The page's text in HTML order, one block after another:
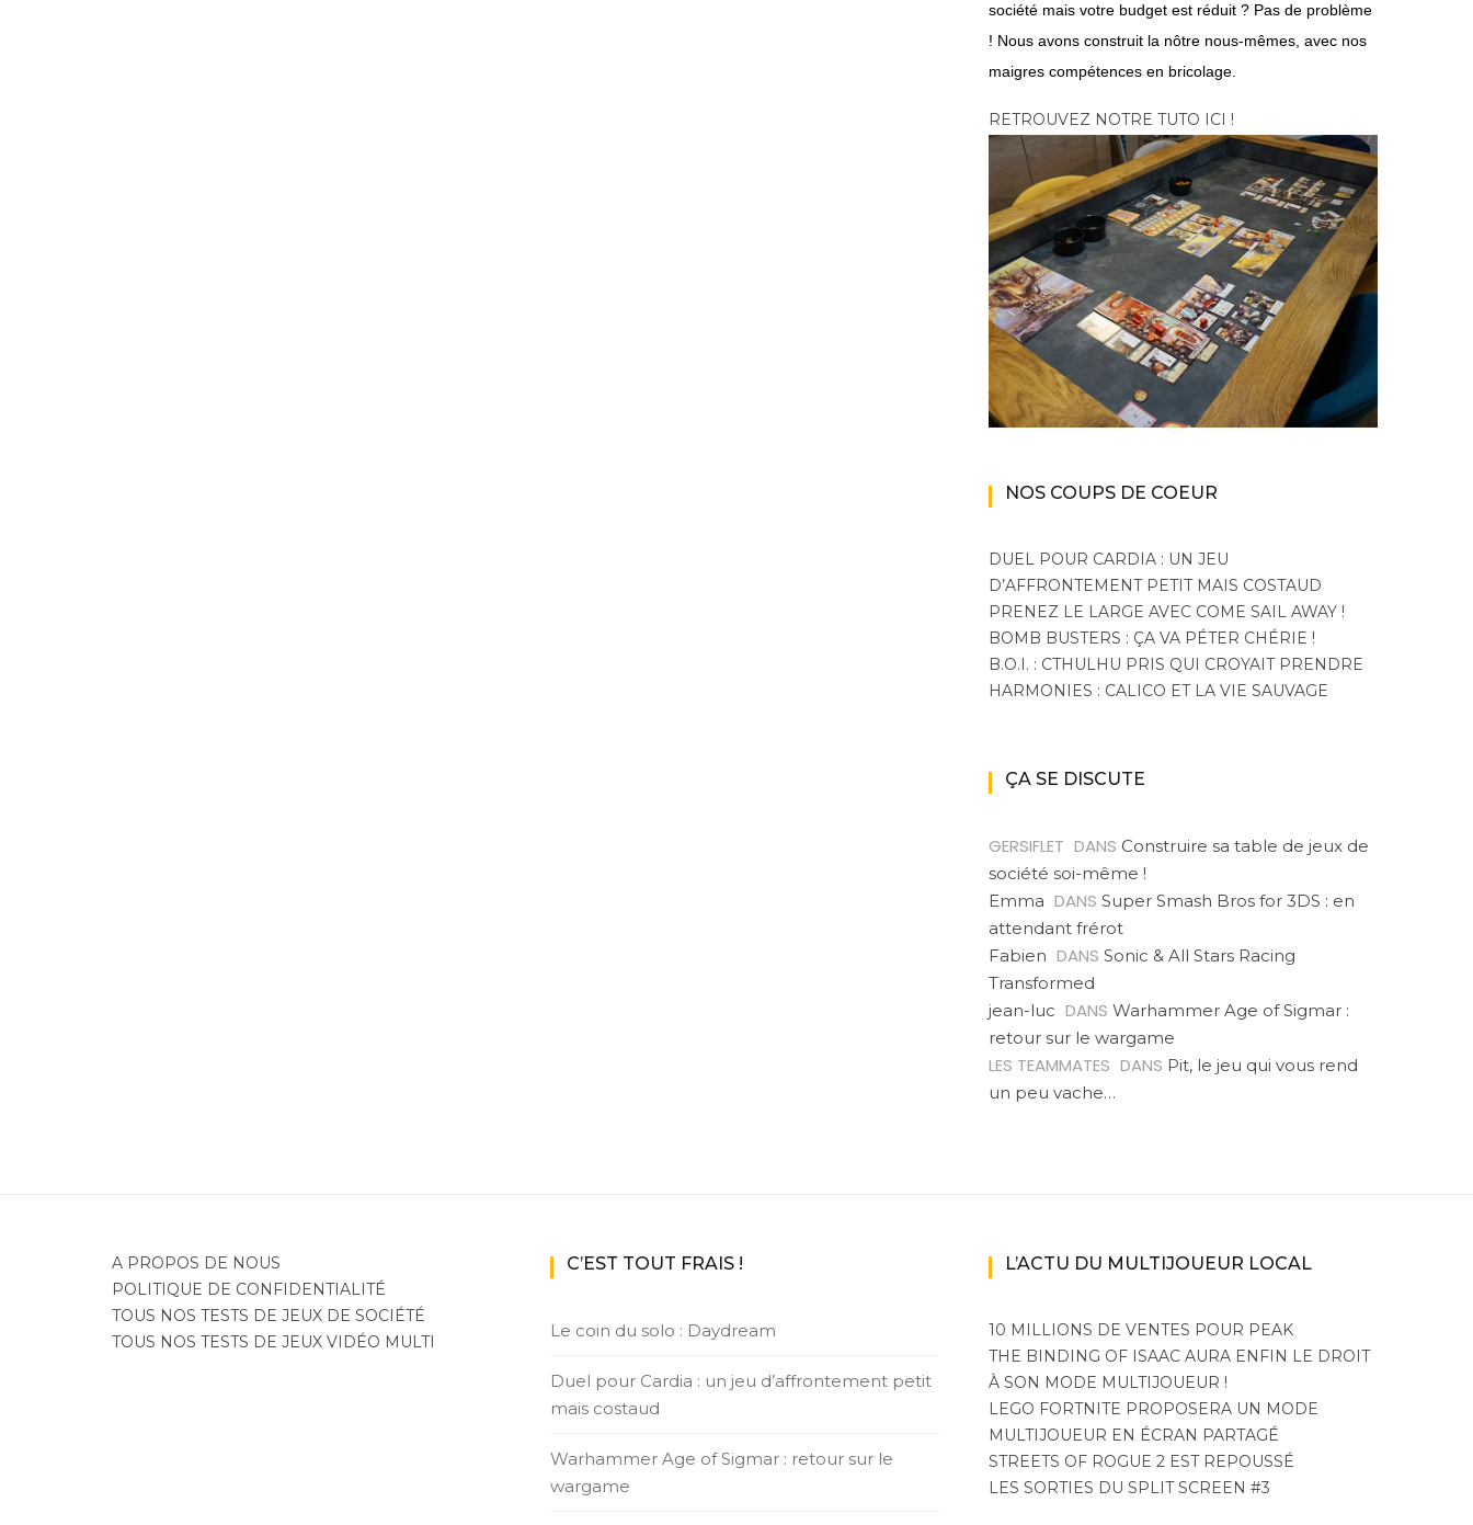
société mais votre budget est réduit ? Pas de problème
! Nous avons construit la nôtre nous-mêmes, avec nos
maigres compétences en bricolage.
RETROUVEZ NOTRE TUTO ICI !
NOS COUPS DE COEUR
DUEL POUR CARDIA : UN JEU
D’AFFRONTEMENT PETIT MAIS COSTAUD
PRENEZ LE LARGE AVEC COME SAIL AWAY !
BOMB BUSTERS : ÇA VA PÉTER CHÉRIE !
B.O.I. : CTHULHU PRIS QUI CROYAIT PRENDRE
HARMONIES : CALICO ET LA VIE SAUVAGE
ÇA SE DISCUTE
GERSIFLET DANS Construire sa table de jeux de
société soi-même !
Emma DANS Super Smash Bros for 3DS : en
attendant frérot
Fabien DANS Sonic & All Stars Racing
Transformed
jean-luc DANS Warhammer Age of Sigmar :
retour sur le wargame
LES TEAMMATES DANS Pit, le jeu qui vous rend
un peu vache…
A PROPOS DE NOUS
POLITIQUE DE CONFIDENTIALITÉ
TOUS NOS TESTS DE JEUX DE SOCIÉTÉ
TOUS NOS TESTS DE JEUX VIDÉO MULTI
C’EST TOUT FRAIS !
Le coin du solo : Daydream
Duel pour Cardia : un jeu d’affrontement petit
mais costaud
Warhammer Age of Sigmar : retour sur le
wargame
L’ACTU DU MULTIJOUEUR LOCAL
10 MILLIONS DE VENTES POUR PEAK
THE BINDING OF ISAAC AURA ENFIN LE DROIT
À SON MODE MULTIJOUEUR !
LEGO FORTNITE PROPOSERA UN MODE
MULTIJOUEUR EN ÉCRAN PARTAGÉ
STREETS OF ROGUE 2 EST REPOUSSÉ
LES SORTIES DU SPLIT SCREEN #3